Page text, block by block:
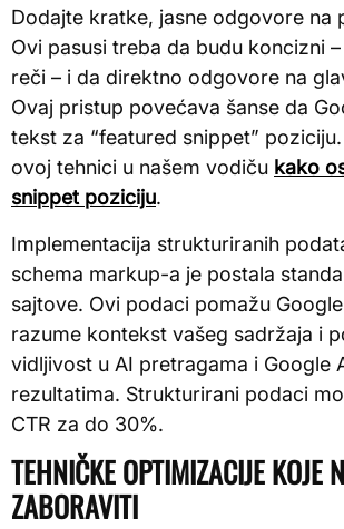
Dodajte kratke, jasne odgovore na
Ovi pasusi treba da budu koncizni
reči – i da direktno odgovore na
Ovaj pristup povećava šanse da
tekst za “featured snippet”
ovoj tehnici u našem vodiču kako
snippet poziciju.
Implementacija strukturiranih
schema markup-a je postala
sajtove. Ovi podaci pomažu
razume kontekst vašeg sadržaja i
vidljivost u AI pretragama i Google
rezultatima. Strukturirani podaci
CTR za do 30%.
TEHNIČKE OPTIMIZACIJE KOJE
ZABORAVITI